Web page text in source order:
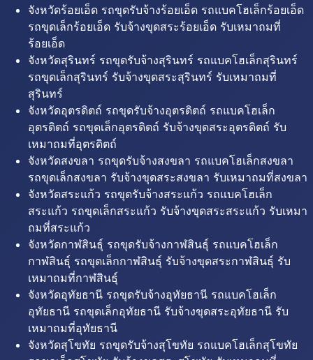
จังหวัดร้อยเอ็ด รถขุดรับจ้างร้อยเอ็ด รถแบคโฮเล็กร้อยเอ็ด
รถขุดเล็กร้อยเอ็ด รับจ้างขุดสระร้อยเอ็ด รับเหมาถมที่
ร้อยเอ็ด
จังหวัดสุรินทร์ รถขุดรับจ้างสุรินทร์ รถแบคโฮเล็กสุรินทร์
รถขุดเล็กสุรินทร์ รับจ้างขุดสระสุรินทร์ รับเหมาถมที่
สุรินทร์
จังหวัดอุตรดิตถ์ รถขุดรับจ้างอุตรดิตถ์ รถแบคโฮเล็ก
อุตรดิตถ์ รถขุดเล็กอุตรดิตถ์ รับจ้างขุดสระอุตรดิตถ์ รับ
เหมาถมที่อุตรดิตถ์
จังหวัดสงขลา รถขุดรับจ้างสงขลา รถแบคโฮเล็กสงขลา
รถขุดเล็กสงขลา รับจ้างขุดสระสงขลา รับเหมาถมที่สงขลา
จังหวัดสระแก้ว รถขุดรับจ้างสระแก้ว รถแบคโฮเล็ก
สระแก้ว รถขุดเล็กสระแก้ว รับจ้างขุดสระสระแก้ว รับเหมา
ถมที่สระแก้ว
จังหวัดกาฬสินธุ์ รถขุดรับจ้างกาฬสินธุ์ รถแบคโฮเล็ก
กาฬสินธุ์ รถขุดเล็กกาฬสินธุ์ รับจ้างขุดสระกาฬสินธุ์ รับ
เหมาถมที่กาฬสินธุ์
จังหวัดอุทัยธานี รถขุดรับจ้างอุทัยธานี รถแบคโฮเล็ก
อุทัยธานี รถขุดเล็กอุทัยธานี รับจ้างขุดสระอุทัยธานี รับ
เหมาถมที่อุทัยธานี
จังหวัดสุโขทัย รถขุดรับจ้างสุโขทัย รถแบคโฮเล็กสุโขทัย